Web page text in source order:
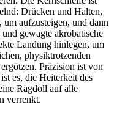
Drücken und Halten,
um aufzusteigen, und dann
gewagte akrobatische
Landung hinlegen, um
physiktrotzenden
Präzision ist von
es, die Heiterkeit des
Ragdoll auf alle
verrenkt.